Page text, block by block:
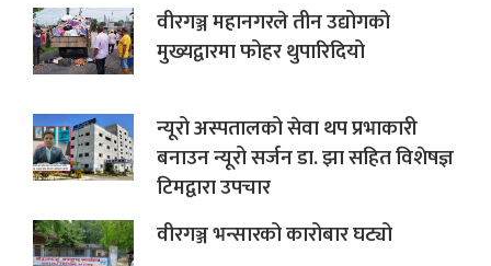
वीरगञ्ज महानगरले तीन उद्योगको
मुख्यद्वारमा फोहर थुपारिदियो
न्यूरो अस्पतालको सेवा थप प्रभाकारी
बनाउन न्यूरो सर्जन डा. झा सहित विशेषज्ञ
टिमद्वारा उपचार
वीरगञ्ज भन्सारको कारोबार घट्यो